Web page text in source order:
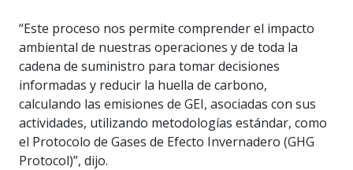
“Este proceso nos permite comprender el impacto
ambiental de nuestras operaciones y de toda la
cadena de suministro para tomar decisiones
informadas y reducir la huella de carbono,
calculando las emisiones de GEI, asociadas con sus
actividades, utilizando metodologías estándar, como
el Protocolo de Gases de Efecto Invernadero (GHG
Protocol)”, dijo.